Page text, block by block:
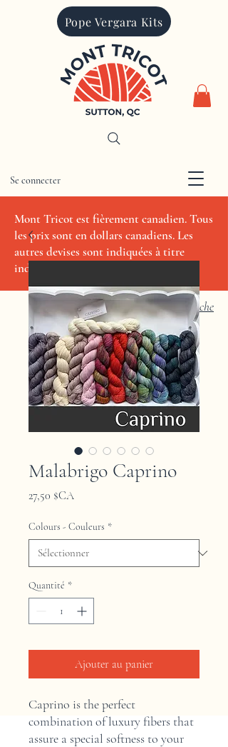
Pope Vergara Kits
CAD (C$)
Mont Tricot est fièrement canadien. Tous
les prix sont en dollars canadiens. Les
autres devises sont indiquées à titre
indicatif seulement.
Se connecter
Recherche
Malabrigo Caprino
27,50 $CAPrix
Colours - Couleurs *
Quantité *
Ajouter au panier
Caprino is the perfect
combination of luxury fibers that
assure a special softness to your